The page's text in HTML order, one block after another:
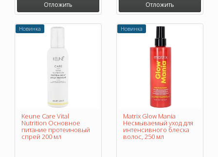
Отложить Отложить
Новинка
Keune Care Vital
Nutrition Основное
питание протеиновый
спрей 200 мл
Новинка
Matrix Glow Mania
Несмываемый уход для
интенсивного блеска
волос, 250 мл